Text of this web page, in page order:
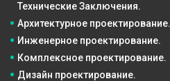
Технические Заключения.
Архитектурное проектирование.
Инженерное проектирование.
Комплексное проектирование.
Дизайн проектирование.